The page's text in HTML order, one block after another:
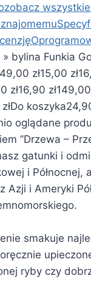
zobacz wszystkie
» bylina Funkia
49,00 zł15,00 zł
zł16,90 zł149,00
Do koszyka
oglądane
”Drzewa –
gatunki i
i Północnej,
Azji i Ameryki
smakuje
ryby czy